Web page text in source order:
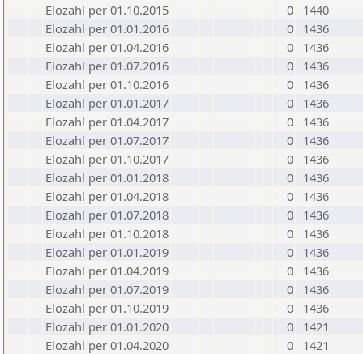
Elozahl per 01.10.2015
0
1440
Elozahl per 01.01.2016
0
1436
Elozahl per 01.04.2016
0
1436
Elozahl per 01.07.2016
0
1436
Elozahl per 01.10.2016
0
1436
Elozahl per 01.01.2017
0
1436
Elozahl per 01.04.2017
0
1436
Elozahl per 01.07.2017
0
1436
Elozahl per 01.10.2017
0
1436
Elozahl per 01.01.2018
0
1436
Elozahl per 01.04.2018
0
1436
Elozahl per 01.07.2018
0
1436
Elozahl per 01.10.2018
0
1436
Elozahl per 01.01.2019
0
1436
Elozahl per 01.04.2019
0
1436
Elozahl per 01.07.2019
0
1436
Elozahl per 01.10.2019
0
1436
Elozahl per 01.01.2020
0
1421
Elozahl per 01.04.2020
0
1421